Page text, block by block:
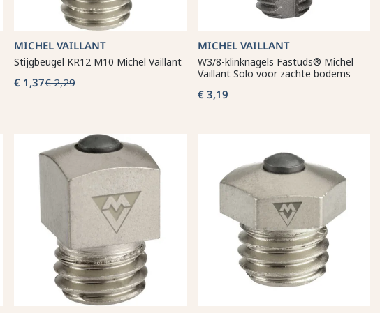
MICHEL VAILLANT
Stijgbeugel KR12 M10 Michel Vaillant
€ 1,37€ 2,29
MICHEL VAILLANT
W3/8-klinknagels Fastuds® Michel
Vaillant Solo voor zachte bodems
€ 3,19